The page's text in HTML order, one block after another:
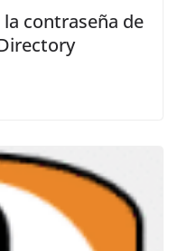
contraseña de